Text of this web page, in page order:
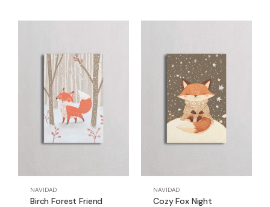
NAVIDAD
Birch Forest Friend
NAVIDAD
Cozy Fox Night